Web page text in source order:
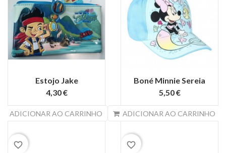
Estojo Jake
4,30 €
ADICIONAR AO CARRINHO search
favorite_border
Boné Minnie Sereia
5,50 €
ADICIONAR AO CARRINHO
favorite_border